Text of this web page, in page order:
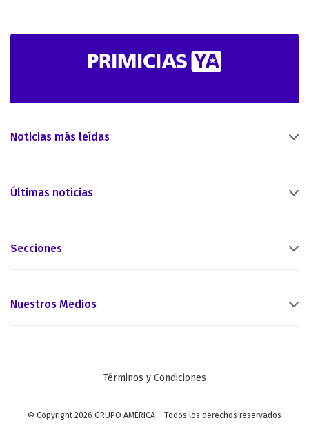
Noticias más leídas
Últimas noticias
Secciones
Nuestros Medios
Términos y Condiciones
© Copyright 2026 GRUPO AMERICA – Todos los derechos reservados